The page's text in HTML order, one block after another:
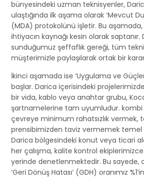
bünyesindeki uzman teknisyenler,
ulaştığında ilk aşama olarak ‘Mevcut
(MDA) protokolünü işletir. Bu aşamada,
ihtiyacın kaynağı kesin olarak saptanır.
sunduğumuz şeffaflık gereği, tüm
müşterimizle paylaşılarak ortak bir
İkinci aşamada ise ‘Uygulama ve
başlar. Darica içerisindeki projelerimizde
bir vida, kablo veya anahtar grubu,
şartnamelerine tam uyumludur. kombi
çevreye minimum rahatsızlık vermek,
prensibimizden taviz vermemek temel
Darica bölgesindeki konut veya ticari
her çalışma, kalite kontrol
yerinde denetlenmektedir. Bu sayede,
‘Geri Dönüş Hatası’ (GDH) oranımız